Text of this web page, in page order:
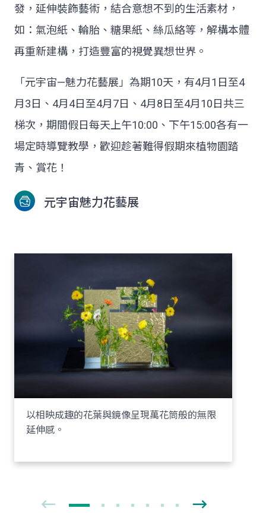
發，延伸裝飾藝術，結合意想不到的生活素材，
如：氣泡紙、輪胎、糖果紙、絲瓜絡等，解構本體
再重新建構，打造豐富的視覺異想世界。
「元宇宙—魅力花藝展」為期10天，有4月1日至4
月3日、4月4日至4月7日、4月8日至4月10日共三
梯次，期間假日每天上午10:00、下午15:00各有一
場定時導覽教學，歡迎趁著難得假期來植物園踏
青、賞花！
元宇宙魅力花藝展
以相映成趣的花葉與鏡像呈現萬花筒般的無限
延伸感。